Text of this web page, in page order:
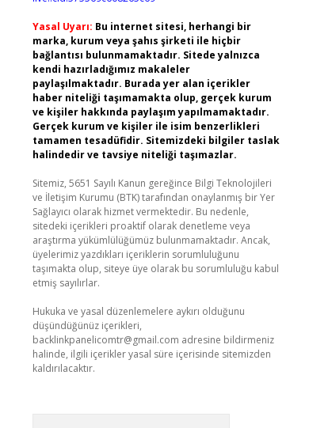
Yasal Uyarı: Bu internet sitesi, herhangi bir
marka, kurum veya şahıs şirketi ile hiçbir
bağlantısı bulunmamaktadır. Sitede yalnızca
kendi hazırladığımız makaleler
paylaşılmaktadır. Burada yer alan içerikler
haber niteliği taşımamakta olup, gerçek kurum
ve kişiler hakkında paylaşım yapılmamaktadır.
Gerçek kurum ve kişiler ile isim benzerlikleri
tamamen tesadüfidir. Sitemizdeki bilgiler taslak
halindedir ve tavsiye niteliği taşımazlar.
Sitemiz, 5651 Sayılı Kanun gereğince Bilgi Teknolojileri
ve İletişim Kurumu (BTK) tarafından onaylanmış bir Yer
Sağlayıcı olarak hizmet vermektedir. Bu nedenle,
sitedeki içerikleri proaktif olarak denetleme veya
araştırma yükümlülüğümüz bulunmamaktadır. Ancak,
üyelerimiz yazdıkları içeriklerin sorumluluğunu
taşımakta olup, siteye üye olarak bu sorumluluğu kabul
etmiş sayılırlar.
Hukuka ve yasal düzenlemelere aykırı olduğunu
düşündüğünüz içerikleri,
backlinkpanelicomtr@gmail.com adresine bildirmeniz
halinde, ilgili içerikler yasal süre içerisinde sitemizden
kaldırılacaktır.